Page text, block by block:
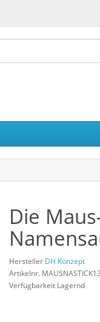
Die
Hersteller DH Konzept
Artikelnr. MAUSNASTICK13
Verfügbarkeit Lagernd